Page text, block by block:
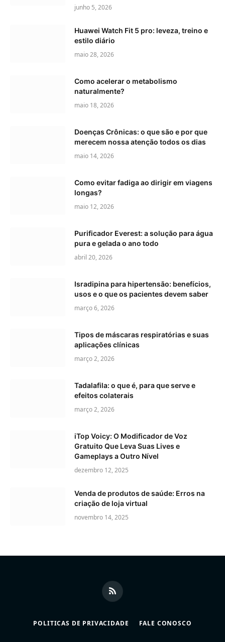
junho 5, 2026
Huawei Watch Fit 5 pro: leveza, treino e
estilo diário
maio 28, 2026
Como acelerar o metabolismo
naturalmente?
maio 18, 2026
Doenças Crônicas: o que são e por que
merecem nossa atenção todos os dias
maio 14, 2026
Como evitar fadiga ao dirigir em viagens
longas?
maio 12, 2026
Purificador Everest: a solução para água
pura e gelada o ano todo
abril 20, 2026
Isradipina para hipertensão: benefícios,
usos e o que os pacientes devem saber
março 6, 2026
Tipos de máscaras respiratórias e suas
aplicações clínicas
março 2, 2026
Tadalafila: o que é, para que serve e
efeitos colaterais
março 2, 2026
iTop Voicy: O Modificador de Voz
Gratuito Que Leva Suas Lives e
Gameplays a Outro Nível
dezembro 12, 2025
Venda de produtos de saúde: Erros na
criação de loja virtual
novembro 14, 2025
RSS
POLITICAS DE PRIVACIDADE FALE CONOSCO